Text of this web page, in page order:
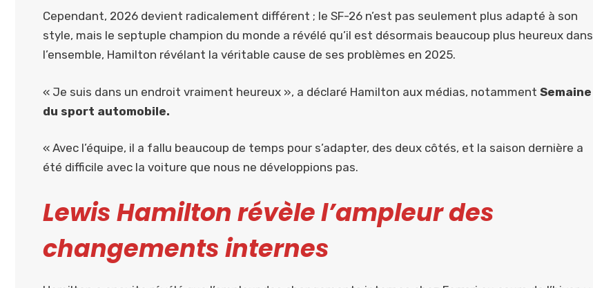
Cependant, 2026 devient radicalement différent ; le SF-26 n’est pas seulement plus adapté à son
style, mais le septuple champion du monde a révélé qu’il est désormais beaucoup plus heureux dans
l’ensemble, Hamilton révélant la véritable cause de ses problèmes en 2025.
« Je suis dans un endroit vraiment heureux », a déclaré Hamilton aux médias, notamment Semaine
du sport automobile.
« Avec l’équipe, il a fallu beaucoup de temps pour s’adapter, des deux côtés, et la saison dernière a
été difficile avec la voiture que nous ne développions pas.
Lewis Hamilton révèle l’ampleur des
changements internes